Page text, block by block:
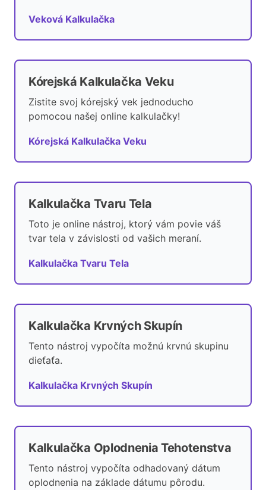
Veková Kalkulačka
Kórejská Kalkulačka Veku
Zistite svoj kórejský vek jednoducho
pomocou našej online kalkulačky!
Kórejská Kalkulačka Veku
Kalkulačka Tvaru Tela
Toto je online nástroj, ktorý vám povie váš
tvar tela v závislosti od vašich meraní.
Kalkulačka Tvaru Tela
Kalkulačka Krvných Skupín
Tento nástroj vypočíta možnú krvnú skupinu
dieťaťa.
Kalkulačka Krvných Skupín
Kalkulačka Oplodnenia Tehotenstva
Tento nástroj vypočíta odhadovaný dátum
oplodnenia na základe dátumu pôrodu.